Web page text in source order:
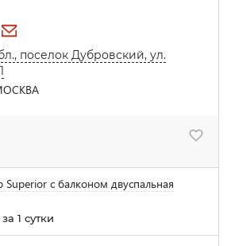
поселок Дубровский, ул.
с балконом двуспальная
1 сутки